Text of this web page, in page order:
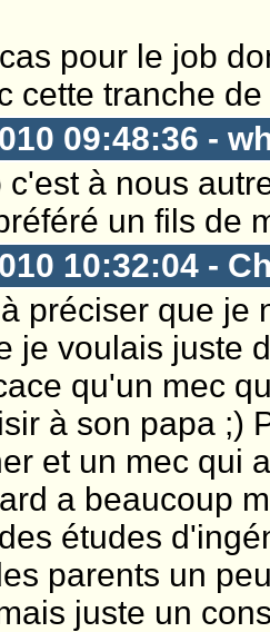
pour le job
cette tranche
09:48:36 -
c'est à nous
un fils de
10:32:04 -
préciser que je
je voulais juste
qu'un mec
à son papa ;)
et un mec qui
a beaucoup
études
parents un
juste un